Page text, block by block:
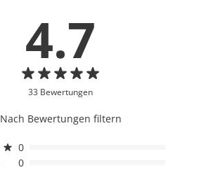
4.7
33 Bewertungen
Nach Bewertungen filtern
0
0